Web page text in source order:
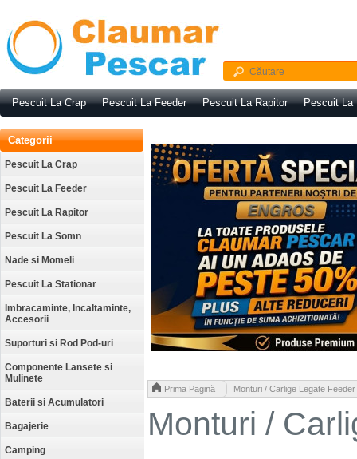
Pescuit La Crap Pescuit La Feeder Pescuit La Rapitor Pescuit La
Categorii
Pescuit La Crap
Pescuit La Feeder
Pescuit La Rapitor
Pescuit La Somn
Nade si Momeli
Pescuit La Stationar
Imbracaminte, Incaltaminte,
Accesorii
Suporturi si Rod Pod-uri
Componente Lansete si
Mulinete
Baterii si Acumulatori
Bagajerie
Camping
Prima Pagină Monturi / Carlige Legate Feeder
Monturi /